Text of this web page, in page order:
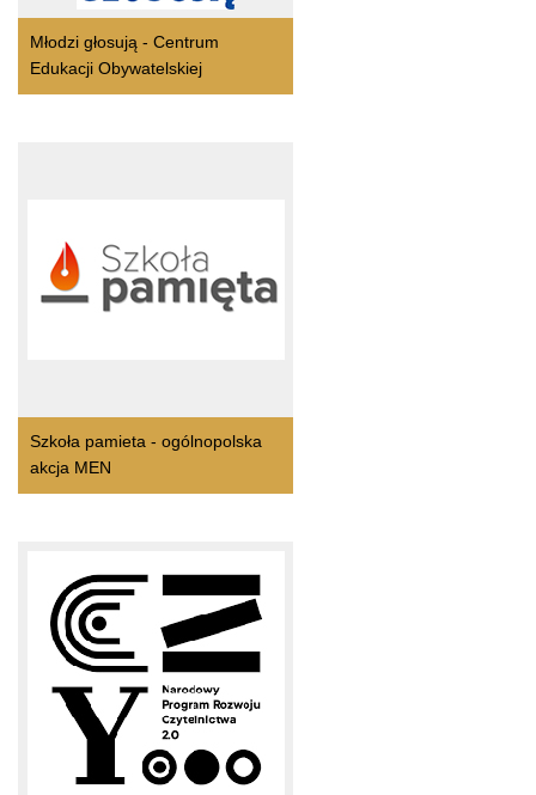
Młodzi głosują - Centrum
Edukacji Obywatelskiej
Szkoła pamieta - ogólnopolska
akcja MEN